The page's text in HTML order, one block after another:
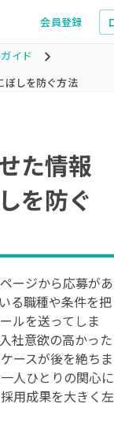
会員登録
イド
ぼしを防ぐ方法
た情報
を防ぐ
ージから応募があ
る職種や条件を把
ルを送ってしま
社意欲の高かった
ースが後を絶ちま
人ひとりの関心に
用成果を大きく左